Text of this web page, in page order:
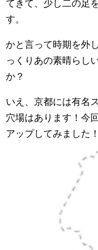
てきて、少し二の足
す。
かと言って時期を外
っくりあの素晴らし
か？
いえ、京都には有名
穴場はあります！今
アップしてみました！